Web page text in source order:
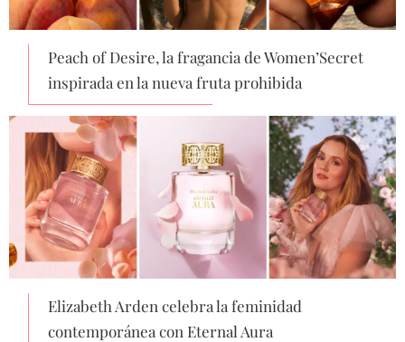
Peach of Desire, la fragancia de Women’Secret
inspirada en la nueva fruta prohibida
Elizabeth Arden celebra la feminidad
contemporánea con Eternal Aura